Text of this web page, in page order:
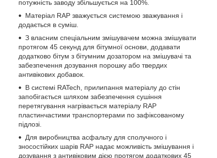
потужність заводу збільшується на 100%.
Матеріал RAP зважується системою зважування і
додається в суміш.
З власним спеціальним змішувачем можна змішувати
протягом 45 секунд для бітумної основи, додавати
додатково бітум з бітумним дозатором на змішувачі та
забезпечення дозування порошку або твердих
антивікових добавок.
В системі RATech, прилипання матеріалу до стін
запобігається шляхом забезпечення сушіння
перетягування нагрівається матеріалу RAP
пластинчастими транспортерами по зафіксованому
підлозі.
Для виробництва асфальту для сполучного і
зносостійких шарів RAP надає можливість змішування і
дозування з антивіковим дією протягом додаткових 45